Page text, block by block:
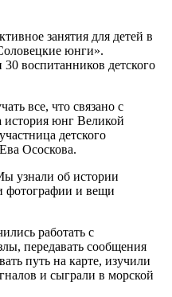
занятия для детей в
юнги».
воспитанников детского
все, что связано с
история юнг Великой
детского
Ососкова.
узнали об истории
фотографии и вещи
работать с
передавать сообщения
путь на карте, изучили
и сыграли в морской